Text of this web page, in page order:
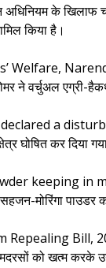
के खिलाफ
किया है।
Welfare,
ने वर्चुअल एग्री-
a
घोषित कर दिया
keeping in
मोरिंगा पाउडर
Repealing
मदरसों को खत्म